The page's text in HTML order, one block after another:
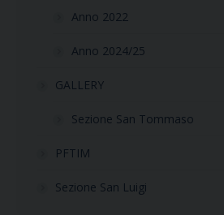
Anno 2022
Anno 2024/25
GALLERY
Sezione San Tommaso
PFTIM
Sezione San Luigi